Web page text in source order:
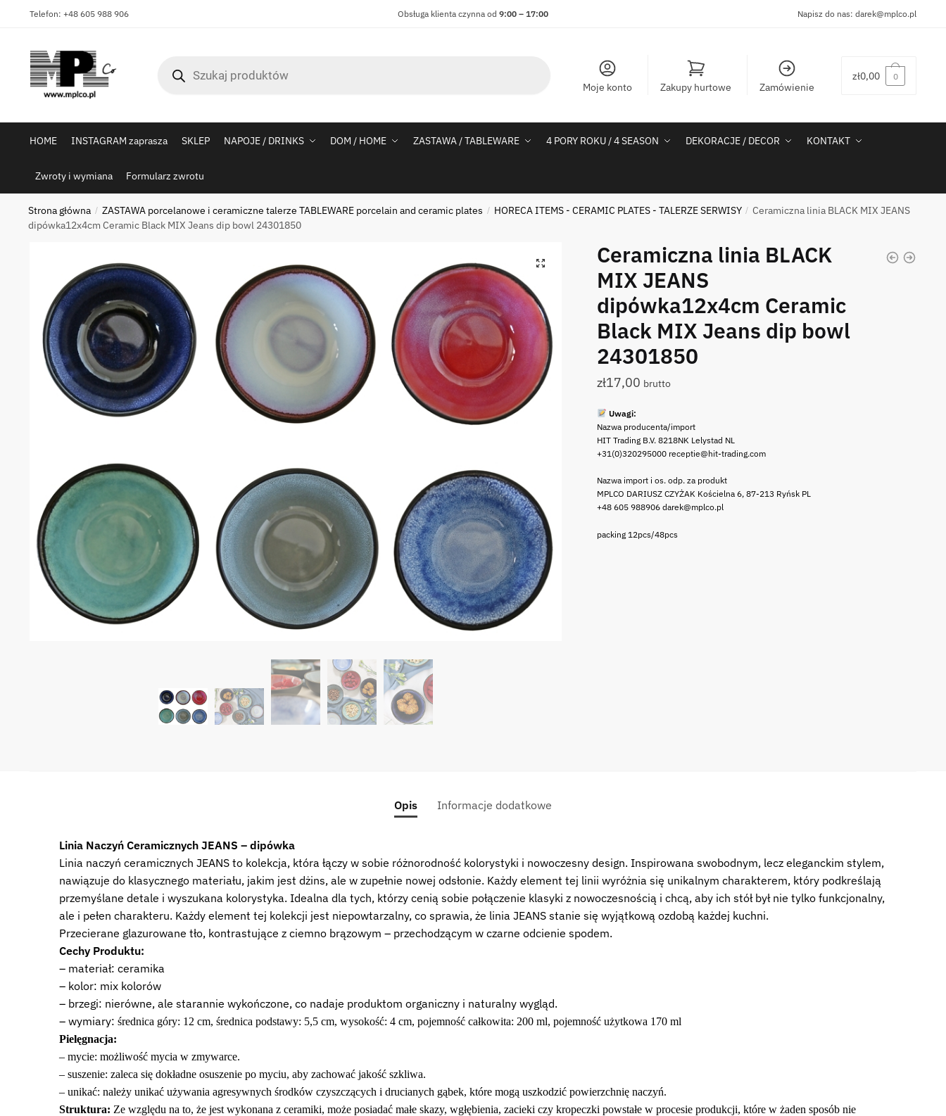
Telefon: +48 605 988 906 Obsługa klienta czynna od 9:00 – 17:00 Napisz do nas:darek@mplco.pl
produktów
Moje konto Zakupy hurtowe Zamówienie
zł0,00 0
HOME INSTAGRAM zaprasza SKLEP NAPOJE / DRINKS DOM / HOME ZASTAWA / TABLEWARE 4 PORY ROKU / 4 SEASON DEKORACJE / DECOR KONTAKT
Zwroty i wymiana Formularz zwrotu
Strona główna / ZASTAWA porcelanowe i ceramiczne talerze TABLEWARE porcelain and ceramic plates / HORECA ITEMS - CERAMIC PLATES - TALERZE SERWISY / Ceramiczna linia BLACK MIX JEANS
dipówka12x4cm Ceramic Black MIX Jeans dip bowl 24301850
Ceramiczna linia BLACK
MIX JEANS
dipówka12x4cm Ceramic
Black MIX Jeans dip bowl
24301850
zł17,00 brutto
Uwagi:
Nazwa producenta/import
HIT Trading B.V. 8218NK Lelystad NL
+31(0)320295000 receptie@hit-trading.com
Nazwa import i os. odp. za produkt
MPLCO DARIUSZ CZYŻAK Kościelna 6, 87-213 Ryńsk PL
+48 605 988906 darek@mplco.pl
packing 12pcs/48pcs
Opis Informacje dodatkowe
Linia Naczyń Ceramicznych JEANS – dipówka
Linia naczyń ceramicznych JEANS to kolekcja, która łączy w sobie różnorodność kolorystyki i nowoczesny design. Inspirowana swobodnym, lecz eleganckim stylem,
nawiązuje do klasycznego materiału, jakim jest dżins, ale w zupełnie nowej odsłonie. Każdy element tej linii wyróżnia się unikalnym charakterem, który podkreślają
przemyślane detale i wyszukana kolorystyka. Idealna dla tych, którzy cenią sobie połączenie klasyki z nowoczesnością i chcą, aby ich stół był nie tylko funkcjonalny,
ale i pełen charakteru. Każdy element tej kolekcji jest niepowtarzalny, co sprawia, że linia JEANS stanie się wyjątkową ozdobą każdej kuchni.
Przecierane glazurowane tło, kontrastujące z ciemno brązowym – przechodzącym w czarne odcienie spodem.
Cechy Produktu:
– materiał: ceramika
– kolor: mix kolorów
– brzegi: nierówne, ale starannie wykończone, co nadaje produktom organiczny i naturalny wygląd.
– wymiary: średnica góry: 12 cm, średnica podstawy: 5,5 cm, wysokość: 4 cm, pojemność całkowita: 200 ml, pojemność użytkowa 170 ml
Pielęgnacja:
– mycie: możliwość mycia w zmywarce.
– suszenie: zaleca się dokładne osuszenie po myciu, aby zachować jakość szkliwa.
– unikać: należy unikać używania agresywnych środków czyszczących i drucianych gąbek, które mogą uszkodzić powierzchnię naczyń.
Struktura: Ze względu na to, że jest wykonana z ceramiki, może posiadać małe skazy, wgłębienia, zacieki czy kropeczki powstałe w procesie produkcji, które w żaden sposób nie